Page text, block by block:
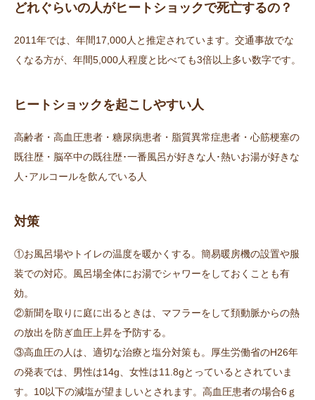
どれぐらいの人がヒートショックで死亡するの？
2011年では、年間17,000人と推定されています。交通事故でな
くなる方が、年間5,000人程度と比べても3倍以上多い数字です。
ヒートショックを起こしやすい人
高齢者・高血圧患者・糖尿病患者・脂質異常症患者・心筋梗塞の
既往歴・脳卒中の既往歴･一番風呂が好きな人･熱いお湯が好きな
人･アルコールを飲んでいる人
対策
①お風呂場やトイレの温度を暖かくする。簡易暖房機の設置や服
装での対応。風呂場全体にお湯でシャワーをしておくことも有
効。
②新聞を取りに庭に出るときは、マフラーをして頚動脈からの熱
の放出を防ぎ血圧上昇を予防する。
③高血圧の人は、適切な治療と塩分対策も。厚生労働省のH26年
の発表では、男性は14g、女性は11.8gとっているとされていま
す。10以下の減塩が望ましいとされます。高血圧患者の場合6ｇ